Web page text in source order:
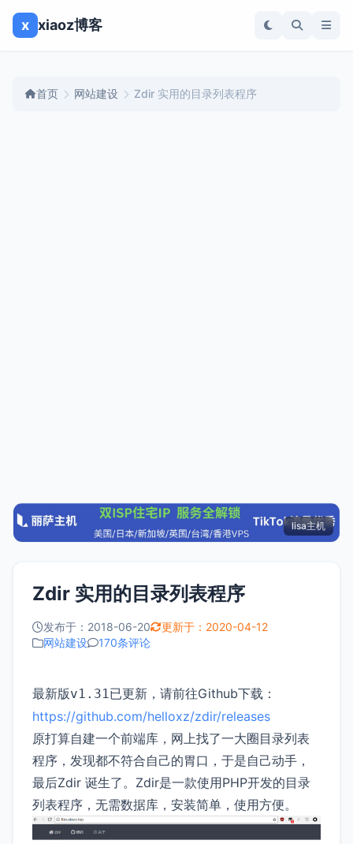
x xiaoz博客
首页 网站建设 Zdir 实用的目录列表程序
lisa主机
Zdir 实用的目录列表程序
发布于：2018-06-20
更新于：2020-04-12
网站建设
170条评论
最新版v1.31 已更新，请前往Github下载：
https://github.com/helloxz/zdir/releases
原打算自建一个前端库，网上找了一大圈目录列表
程序，发现都不符合自己的胃口，于是自己动手，
最后Zdir 诞生了。Zdir是一款使用PHP开发的目录
列表程序，无需数据库，安装简单，使用方便。